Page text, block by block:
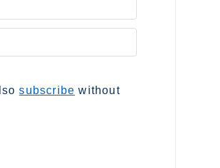
subscribe without